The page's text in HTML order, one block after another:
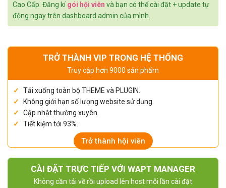
Cao Cấp. Đăng kígói hội viên và bạn có thể cài đặt + update tự
động ngay trên dashboard admin của mình.
TRỞ THÀNH VIP TRONG HỆ THỐNG
Truy cập hơn 9000 sản phẩm
Tải xuống toàn bộ THEME và PLUGIN.
Không giới hạn số lượng website sử dụng.
Cập nhật thường xuyên.
Tiết kiệm tới 93%.
Trở thành hội viên
CÀI ĐẶT TRỰC TIẾP VỚI WAPT MANAGER
Không cần tải về rồi upload lên host mỗi lần cài đặt